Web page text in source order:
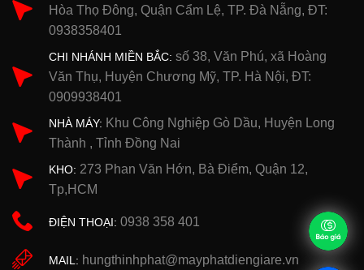
Hòa Thọ Đông, Quận Cẩm Lệ, TP. Đà Nẵng, ĐT:
0938358401
CHI NHÁNH MIỀN BẮC: số 38, Văn Phú, xã Hoàng
Văn Thụ, Huyện Chương Mỹ, TP. Hà Nội, ĐT:
0909938401
NHÀ MÁY: Khu Công Nghiệp Gò Dầu, Huyện Long
Thành , Tỉnh Đồng Nai
KHO: 273 Phan Văn Hớn, Bà Điểm, Quận 12,
Tp,HCM
ĐIỆN THOẠI: 0938 358 401
MAIL: hungthinhphat@mayphatdiengiare.vn